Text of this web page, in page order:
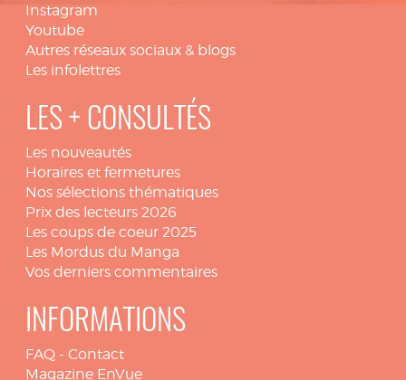
Instagram
Youtube
Autres réseaux sociaux & blogs
Les infolettres
LES + CONSULTÉS
Les nouveautés
Horaires et fermetures
Nos sélections thématiques
Prix des lecteurs 2026
Les coups de coeur 2025
Les Mordus du Manga
Vos derniers commentaires
INFORMATIONS
FAQ - Contact
Magazine EnVue